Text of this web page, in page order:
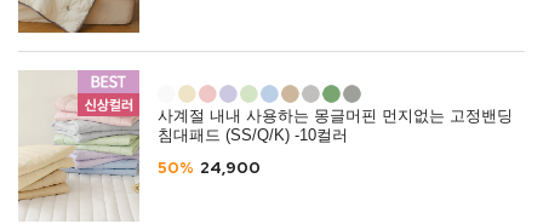
사계절 내내 사용하는 몽글머핀 먼지없는 고정밴딩
침대패드 (SS/Q/K) -10컬러
50% 24,900